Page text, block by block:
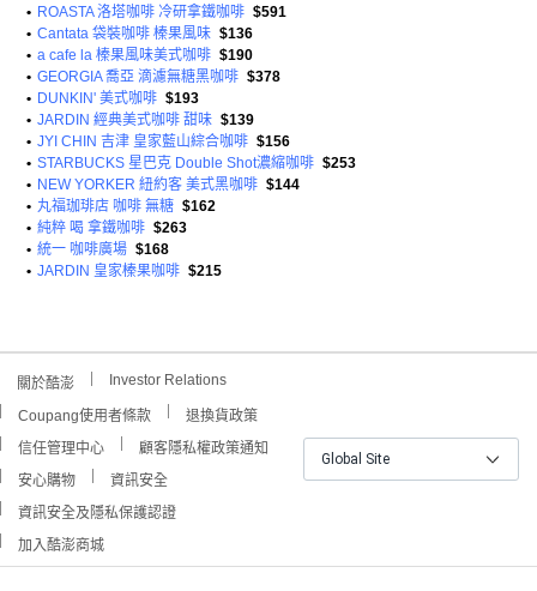
• ROASTA 洛塔咖啡 冷研拿鐵咖啡 $591
• Cantata 袋裝咖啡 榛果風味 $136
• a cafe la 榛果風味美式咖啡 $190
• GEORGIA 喬亞 滴濾無糖黑咖啡 $378
• DUNKIN' 美式咖啡 $193
• JARDIN 經典美式咖啡 甜味 $139
• JYI CHIN 吉津 皇家藍山綜合咖啡 $156
• STARBUCKS 星巴克 Double Shot濃縮咖啡 $253
• NEW YORKER 紐約客 美式黑咖啡 $144
• 丸福珈琲店 咖啡 無糖 $162
• 純粹 喝 拿鐵咖啡 $263
• 統一 咖啡廣場 $168
• JARDIN 皇家榛果咖啡 $215
關於酷澎 Investor Relations
Coupang使用者條款
退換貨政策
信任管理中心
顧客隱私權政策通知
安心購物
資訊安全
資訊安全及隱私保護認證
加入酷澎商城
Global Site